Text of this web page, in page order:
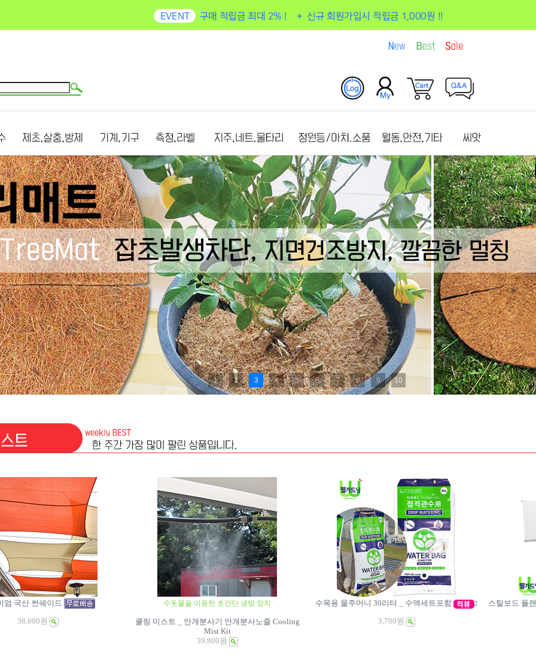
1 2 3 4 5 6 7 8 9 10
엄 국산 썬쉐이드
38,600원
수돗물을 이용한 초간단 냉방 장치
쿨링 미스트 _ 안개분사기 안개분사노즐 Cooling
Mist Kit
39,800원
수목용 물주머니 30리터 _ 수액세트포함 2
3,700원
스틸보드 플